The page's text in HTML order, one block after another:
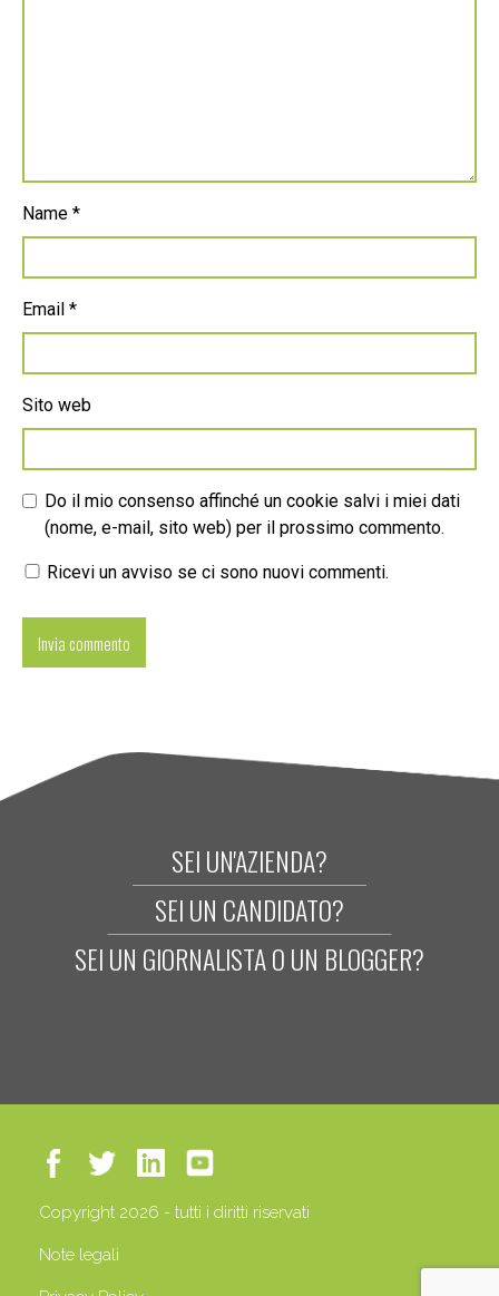
Name *
Email *
Sito web
Do il mio consenso affinché un cookie salvi i miei dati
(nome, e-mail, sito web) per il prossimo commento.
Ricevi un avviso se ci sono nuovi commenti.
SEI UN'AZIENDA?
SEI UN CANDIDATO?
SEI UN GIORNALISTA O UN BLOGGER?
Copyright 2026 - tutti i diritti riservati
Note legali